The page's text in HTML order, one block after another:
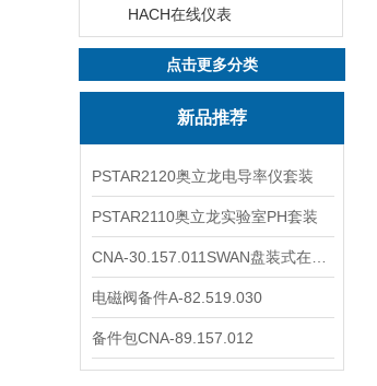
HACH在线仪表
点击更多分类
新品推荐
PSTAR2120奥立龙电导率仪套装
PSTAR2110奥立龙实验室PH套装
电磁阀备件A-82.519.030
备件包CNA-89.157.012